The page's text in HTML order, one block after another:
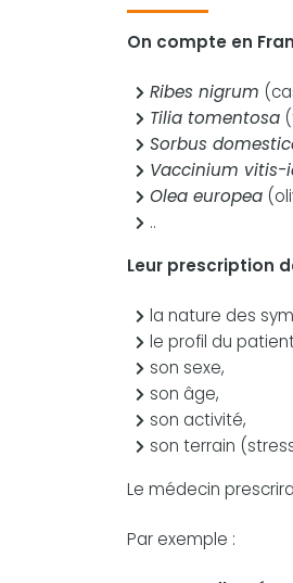
On compte en
Ribes nigrum
Tilia tomentosa
Sorbus
Vaccinium vitis-
Olea europea
..
Leur prescription
la nature des
le profil du
son sexe,
son âge,
son activité,
son terrain
Le médecin
Par exemple :